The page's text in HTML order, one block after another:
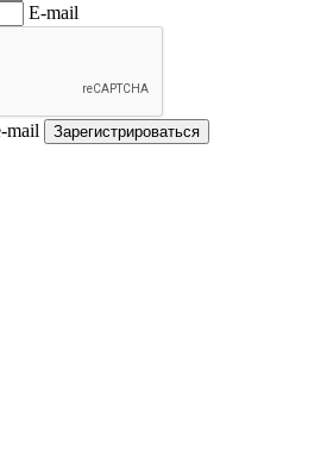
E-mail
mail Зарегистрироваться